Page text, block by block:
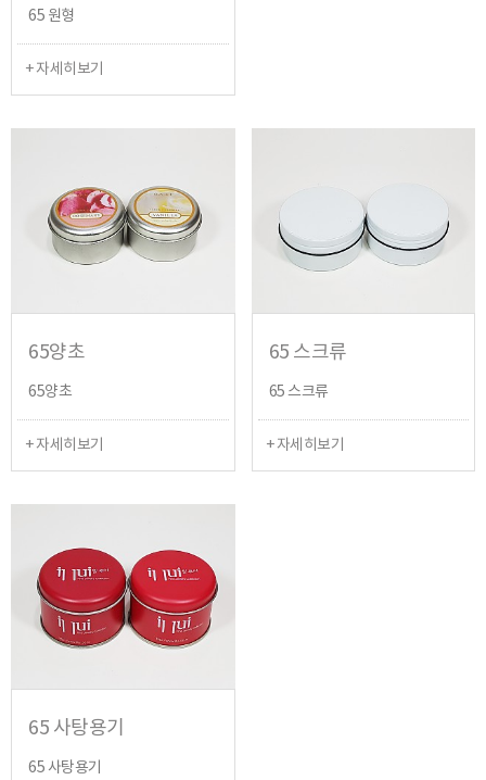
65 원형
+ 자세히보기
65양초
65양초
+ 자세히보기
65 스크류
65 스크류
+ 자세히보기
65 사탕용기
65 사탕용기